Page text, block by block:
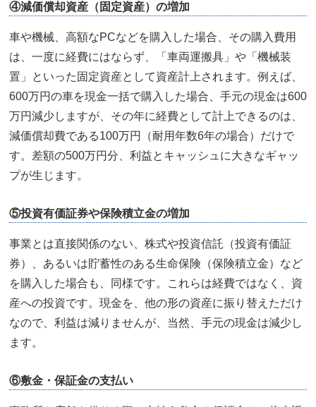
④減価償却資産（固定資産）の増加
車や機械、高額なPCなどを購入した場合、その購入費用
は、一度に経費にはならず、「車両運搬具」や「機械装
置」といった固定資産として資産計上されます。例えば、
600万円の車を現金一括で購入した場合、手元の現金は600
万円減少しますが、その年に経費として計上できるのは、
減価償却費である100万円（耐用年数6年の場合）だけで
す。差額の500万円分、利益とキャッシュに大きなギャッ
プが生じます。
⑤投資有価証券や保険積立金の増加
事業とは直接関係のない、株式や投資信託（投資有価証
券）、あるいは貯蓄性のある生命保険（保険積立金）など
を購入した場合も、同様です。これらは経費ではなく、資
産への投資です。現金を、他の形の資産に振り替えただけ
なので、利益は減りませんが、当然、手元の現金は減少し
ます。
⑥敷金・保証金の支払い